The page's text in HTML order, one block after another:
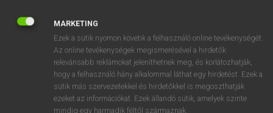
NINCS ELŐFIZETÉSED?
Nincs regisztrációm és előfizetésem. A szótár 2 órás,
díjmentes próbaverziójának elindításához regisztrálok és
belépek.
MARKETING
Ezek a sütik nyomon követik a felhasználó online tevékenységét.
Az online tevékenységek megismerésével a hirdetők
relevánsabb reklámokat jeleníthetnek meg, és korlátozhatják,
hogy a felhasználó hány alkalommal láthat egy hirdetést. Ezek a
sütik más szervezetekkel és hirdetőkkel is megoszthatják
ezeket az információkat. Ezek állandó sütik, amelyek szinte
mindig egy harmadik féltől származnak.